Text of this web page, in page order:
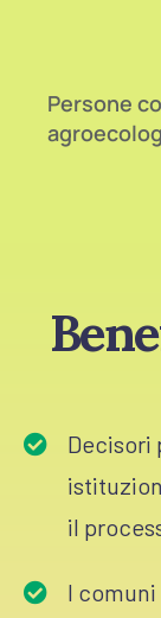
Persone
Decisori
il
I